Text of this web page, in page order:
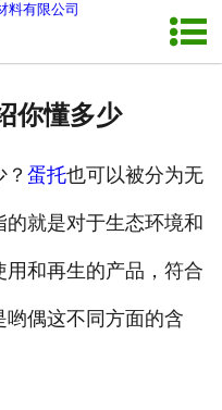
发货现场
你懂多少
蛋托也可以被分为无
就是对于生态环境和
和再生的产品，符合
哟偶这不同方面的含